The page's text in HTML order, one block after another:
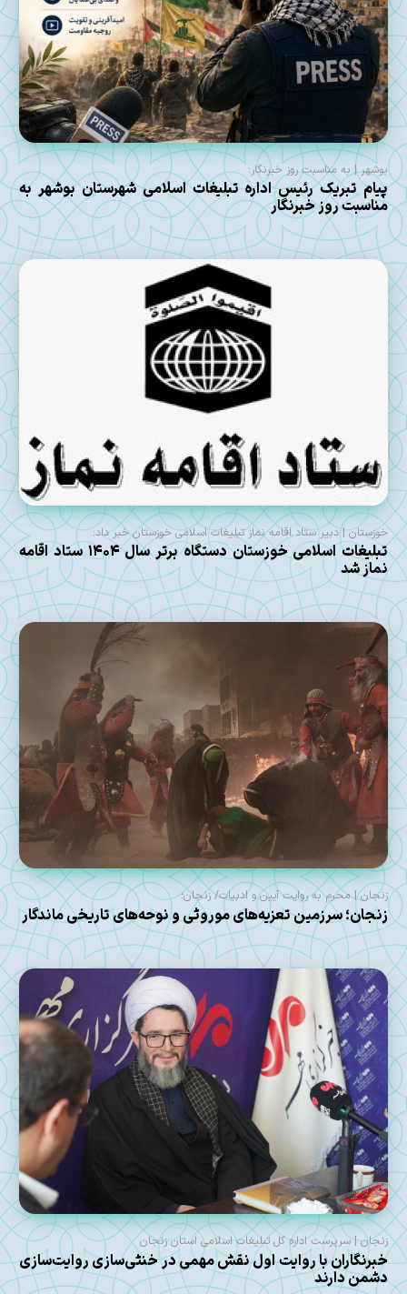
بوشهر | به مناسبت روز خبرنگار:
پیام تبریک رئیس اداره تبلیغات اسلامی شهرستان بوشهر به
مناسبت روز خبرنگار
خوزستان | دبیر ستاد اقامه نماز تبلیغات اسلامی خوزستان خبر داد:
تبلیغات اسلامی خوزستان دستگاه برتر سال ۱۴۰۴ ستاد اقامه
نماز شد
زنجان | محرم به روایت آیین و ادبیات/ زنجان؛
زنجان؛ سرزمین تعزیه‌های موروثی و نوحه‌های تاریخی ماندگار
زنجان | سرپرست اداره کل تبلیغات اسلامی استان زنجان
خبرنگاران با روایت اول نقش مهمی در خنثی‌سازی روایت‌سازی
دشمن دارند